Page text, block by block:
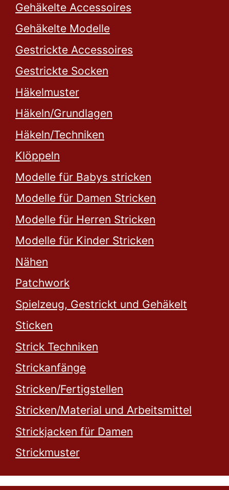
Gehäkelte Accessoires
Gehäkelte Modelle
Gestrickte Accessoires
Gestrickte Socken
Häkelmuster
Häkeln/Grundlagen
Häkeln/Techniken
Klöppeln
Modelle für Babys stricken
Modelle für Damen Stricken
Modelle für Herren Stricken
Modelle für Kinder Stricken
Nähen
Patchwork
Spielzeug, Gestrickt und Gehäkelt
Sticken
Strick Techniken
Strickanfänge
Stricken/Fertigstellen
Stricken/Material und Arbeitsmittel
Strickjacken für Damen
Strickmuster